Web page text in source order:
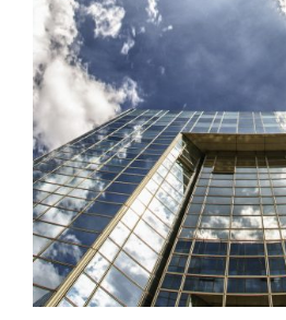
REHABILITACIONES